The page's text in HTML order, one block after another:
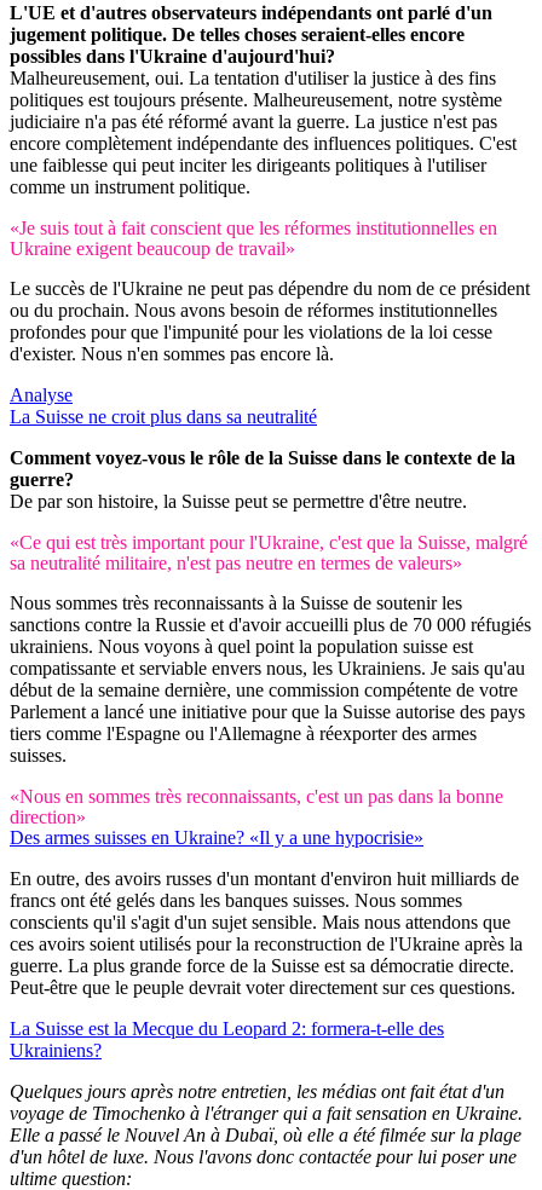
L'UE et d'autres observateurs indépendants ont parlé d'un
jugement politique. De telles choses seraient-elles encore
possibles dans l'Ukraine d'aujourd'hui?
Malheureusement, oui. La tentation d'utiliser la justice à des fins
politiques est toujours présente. Malheureusement, notre système
judiciaire n'a pas été réformé avant la guerre. La justice n'est pas
encore complètement indépendante des influences politiques. C'est
une faiblesse qui peut inciter les dirigeants politiques à l'utiliser
comme un instrument politique.
«Je suis tout à fait conscient que les réformes institutionnelles en
Ukraine exigent beaucoup de travail»
Le succès de l'Ukraine ne peut pas dépendre du nom de ce président
ou du prochain. Nous avons besoin de réformes institutionnelles
profondes pour que l'impunité pour les violations de la loi cesse
d'exister. Nous n'en sommes pas encore là.
Analyse
La Suisse ne croit plus dans sa neutralité
Comment voyez-vous le rôle de la Suisse dans le contexte de la
guerre?
De par son histoire, la Suisse peut se permettre d'être neutre.
«Ce qui est très important pour l'Ukraine, c'est que la Suisse, malgré
sa neutralité militaire, n'est pas neutre en termes de valeurs»
Nous sommes très reconnaissants à la Suisse de soutenir les
sanctions contre la Russie et d'avoir accueilli plus de 70 000 réfugiés
ukrainiens. Nous voyons à quel point la population suisse est
compatissante et serviable envers nous, les Ukrainiens. Je sais qu'au
début de la semaine dernière, une commission compétente de votre
Parlement a lancé une initiative pour que la Suisse autorise des pays
tiers comme l'Espagne ou l'Allemagne à réexporter des armes
suisses.
«Nous en sommes très reconnaissants, c'est un pas dans la bonne
direction»
Des armes suisses en Ukraine? «Il y a une hypocrisie»
En outre, des avoirs russes d'un montant d'environ huit milliards de
francs ont été gelés dans les banques suisses. Nous sommes
conscients qu'il s'agit d'un sujet sensible. Mais nous attendons que
ces avoirs soient utilisés pour la reconstruction de l'Ukraine après la
guerre. La plus grande force de la Suisse est sa démocratie directe.
Peut-être que le peuple devrait voter directement sur ces questions.
La Suisse est la Mecque du Leopard 2: formera-t-elle des
Ukrainiens?
Quelques jours après notre entretien, les médias ont fait état d'un
voyage de Timochenko à l'étranger qui a fait sensation en Ukraine.
Elle a passé le Nouvel An à Dubaï, où elle a été filmée sur la plage
d'un hôtel de luxe. Nous l'avons donc contactée pour lui poser une
ultime question: